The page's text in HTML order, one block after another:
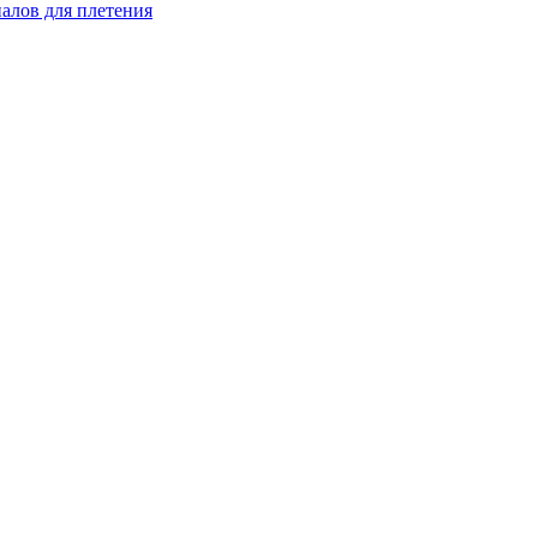
для плетения